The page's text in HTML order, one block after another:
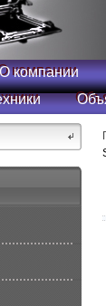
О компании